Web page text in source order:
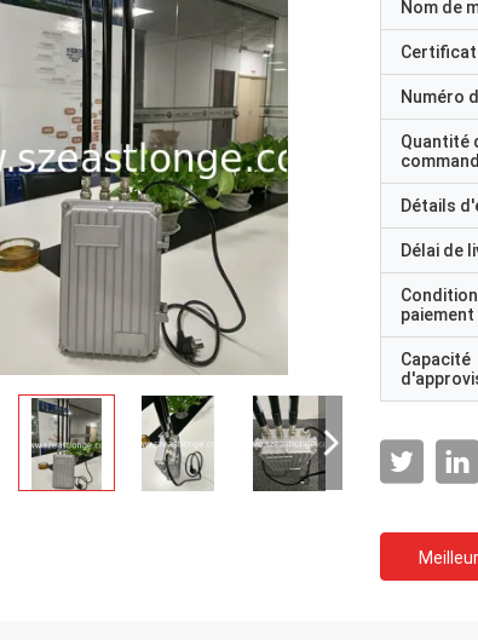
Nom de
Numéro
Quantité
Détails
Délai de
paiement
Capacité